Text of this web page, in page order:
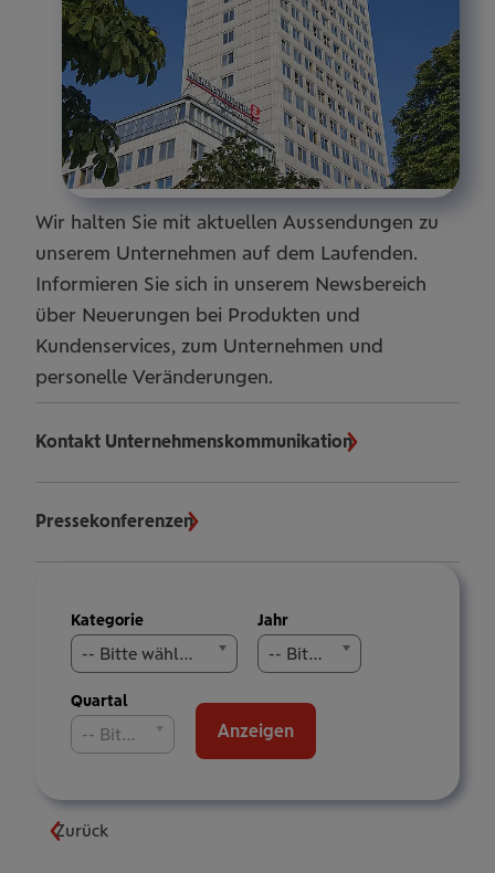
Wir halten Sie mit aktuellen Aussendungen zu
unserem Unternehmen auf dem Laufenden.
Informieren Sie sich in unserem Newsbereich
über Neuerungen bei Produkten und
Kundenservices, zum Unternehmen und
personelle Veränderungen.
Kontakt Unternehmenskommunikation
Pressekonferenzen
Meldungen
filtern
Kategorie
-- Bitte wählen Sie aus --
Jahr
-- Bitte wählen Sie aus --
Quartal
-- Bitte wählen Sie aus --
Anzeigen
Zurück